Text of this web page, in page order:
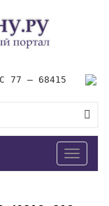
77 – 68415
Toggle